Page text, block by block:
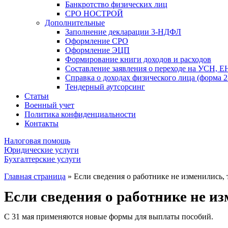
Банкротство физических лиц
СРО НОСТРОЙ
Дополнительные
Заполнение декларации 3-НДФЛ
Оформление СРО
Оформление ЭЦП
Формирование книги доходов и расходов
Составление заявления о переходе на УСН,
Справка о доходах физического лица
Тендерный аутсорсинг
Статьи
Военный учет
Политика конфиденциальности
Контакты
Налоговая помощь
Юридические услуги
Бухгалтерские услуги
Главная страница » Если сведения о работнике не
Если сведения о работнике не
С 31 мая применяются новые формы для выплаты пособий.